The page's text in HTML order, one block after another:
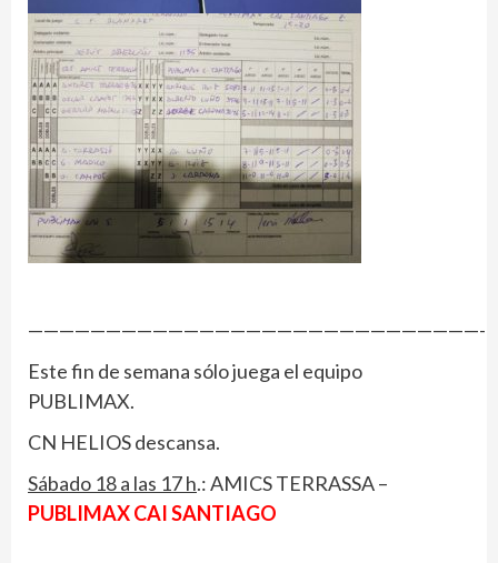
—————————————————————————————-
Este fin de semana sólo juega el equipo
PUBLIMAX.
CN HELIOS descansa.
Sábado 18 a las 17 h.: AMICS TERRASSA –
PUBLIMAX CAI SANTIAGO